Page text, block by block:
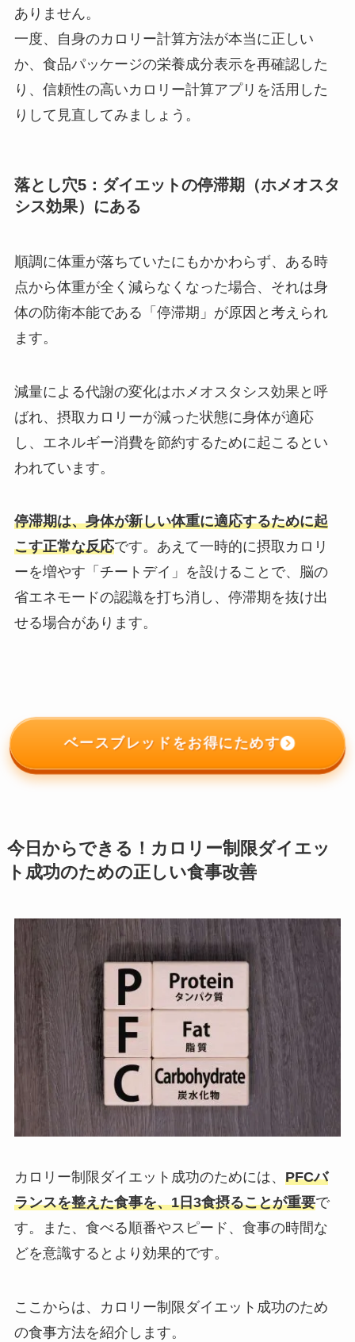
ありません。
一度、自身のカロリー計算方法が本当に正しい
か、食品パッケージの栄養成分表示を再確認した
り、信頼性の高いカロリー計算アプリを活用した
りして見直してみましょう。
落とし穴5：ダイエットの停滞期（ホメオスタ
シス効果）にある
順調に体重が落ちていたにもかかわらず、ある時
点から体重が全く減らなくなった場合、それは身
体の防衛本能である「停滞期」が原因と考えられ
ます。
減量による代謝の変化はホメオスタシス効果と呼
ばれ、摂取カロリーが減った状態に身体が適応
し、エネルギー消費を節約するために起こるとい
われています。
停滞期は、身体が新しい体重に適応するために起
こす正常な反応です。あえて一時的に摂取カロリ
ーを増やす「チートデイ」を設けることで、脳の
省エネモードの認識を打ち消し、停滞期を抜け出
せる場合があります。
ベースブレッドをお得にためす
今日からできる！カロリー制限ダイエッ
ト成功のための正しい食事改善
カロリー制限ダイエット成功のためには、 PFCバ
ランスを整えた食事を、1日3食摂ることが重要で
す。また、食べる順番やスピード、食事の時間な
どを意識するとより効果的です。
ここからは、カロリー制限ダイエット成功のため
の食事方法を紹介します。